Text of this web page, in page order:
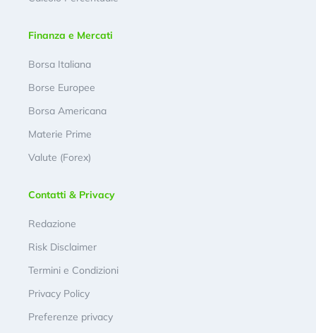
Finanza e Mercati
Borsa Italiana
Borse Europee
Borsa Americana
Materie Prime
Valute (Forex)
Contatti & Privacy
Redazione
Risk Disclaimer
Termini e Condizioni
Privacy Policy
Preferenze privacy